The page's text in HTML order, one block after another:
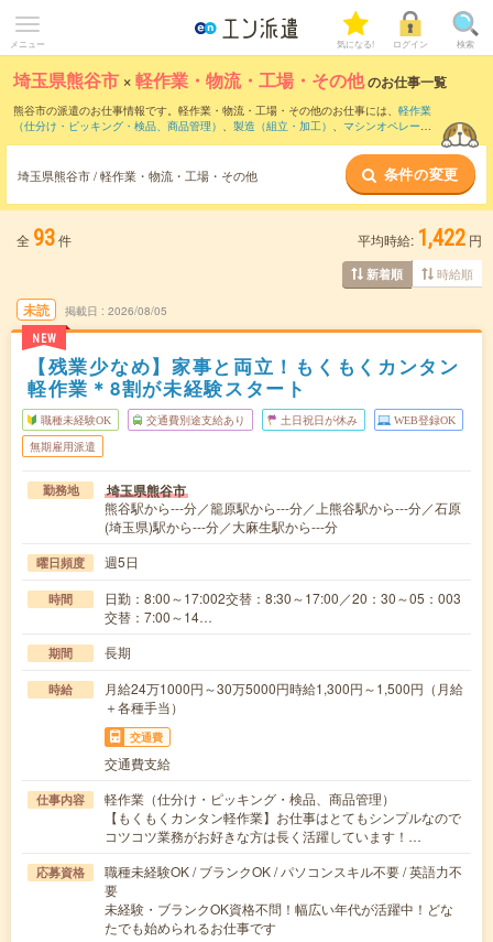
メニュー 気になる! ログイン 検索
埼玉県熊谷市 ×軽作業・物流・工場・その他のお仕事一覧
熊谷市の派遣のお仕事情報です。軽作業・物流・工場・その他のお仕事には、 軽作業
（仕分け・ピッキング・検品、商品管理） 、 製造（組立・加工） 、 マシンオペレータ
埼玉県熊谷市 / 軽作業・物流・工場・その他 条件の変更
全 93件 平均時給: 1,422 円
新着順 時給順
未読
NEW
掲載日 2026/08/05
【残業少なめ】家事と両立！もくもくカンタン
軽作業＊8割が未経験スタート
職種未経験OK 交通費別途支給あり 土日祝日が休み WEB登録OK
無期雇用派遣
勤務地 埼玉県熊谷市
熊谷駅から---分／籠原駅から---分／上熊谷駅から---分／石原
(埼玉県)駅から---分／大麻生駅から---分
曜日頻度 週5日
時間
日勤：8:00～17:002交替：8:30～17:00／20：30～05：003
交替：7:00～14…
期間 長期
時給
月給24万1000円～30万5000円時給1,300円～1,500円（月給
＋各種手当）
交通費
交通費支給
仕事内容
軽作業（仕分け・ピッキング・検品、商品管理）
【もくもくカンタン軽作業】お仕事はとてもシンプルなので
コツコツ業務がお好きな方は長く活躍しています！…
応募資格
職種未経験OK / ブランクOK / パソコンスキル不要 / 英語力不
要
未経験・ブランクOK資格不問！幅広い年代が活躍中！どな
たでも始められるお仕事です